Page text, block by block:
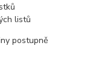
listů
postupně